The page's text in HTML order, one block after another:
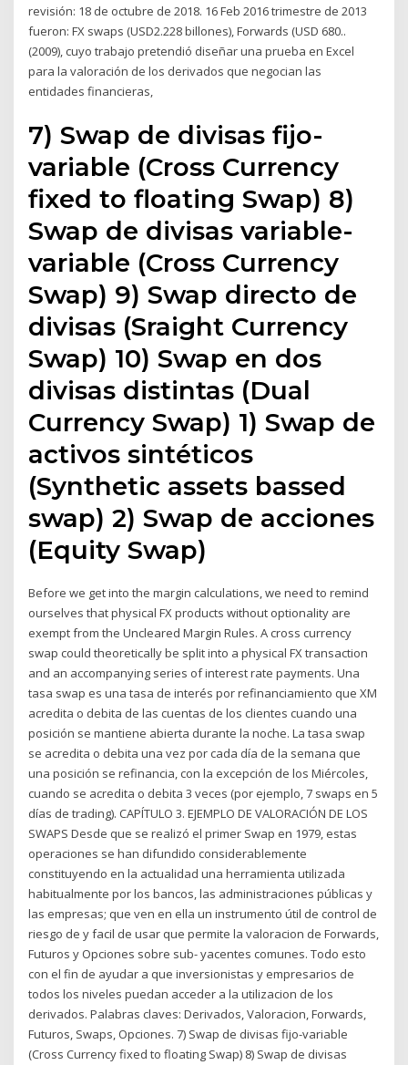
revisión: 18 de octubre de 2018. 16 Feb 2016 trimestre de 2013
fueron: FX swaps (USD2.228 billones), Forwards (USD 680..
(2009), cuyo trabajo pretendió diseñar una prueba en Excel
para la valoración de los derivados que negocian las
entidades financieras,
7) Swap de divisas fijo-
variable (Cross Currency
fixed to floating Swap) 8)
Swap de divisas variable-
variable (Cross Currency
Swap) 9) Swap directo de
divisas (Sraight Currency
Swap) 10) Swap en dos
divisas distintas (Dual
Currency Swap) 1) Swap de
activos sintéticos
(Synthetic assets bassed
swap) 2) Swap de acciones
(Equity Swap)
Before we get into the margin calculations, we need to remind
ourselves that physical FX products without optionality are
exempt from the Uncleared Margin Rules. A cross currency
swap could theoretically be split into a physical FX transaction
and an accompanying series of interest rate payments. Una
tasa swap es una tasa de interés por refinanciamiento que XM
acredita o debita de las cuentas de los clientes cuando una
posición se mantiene abierta durante la noche. La tasa swap
se acredita o debita una vez por cada día de la semana que
una posición se refinancia, con la excepción de los Miércoles,
cuando se acredita o debita 3 veces (por ejemplo, 7 swaps en 5
días de trading). CAPÍTULO 3. EJEMPLO DE VALORACIÓN DE LOS
SWAPS Desde que se realizó el primer Swap en 1979, estas
operaciones se han difundido considerablemente
constituyendo en la actualidad una herramienta utilizada
habitualmente por los bancos, las administraciones públicas y
las empresas; que ven en ella un instrumento útil de control de
riesgo de y facil de usar que permite la valoracion de Forwards,
Futuros y Opciones sobre sub- yacentes comunes. Todo esto
con el fin de ayudar a que inversionistas y empresarios de
todos los niveles puedan acceder a la utilizacion de los
derivados. Palabras claves: Derivados, Valoracion, Forwards,
Futuros, Swaps, Opciones. 7) Swap de divisas fijo-variable
(Cross Currency fixed to floating Swap) 8) Swap de divisas